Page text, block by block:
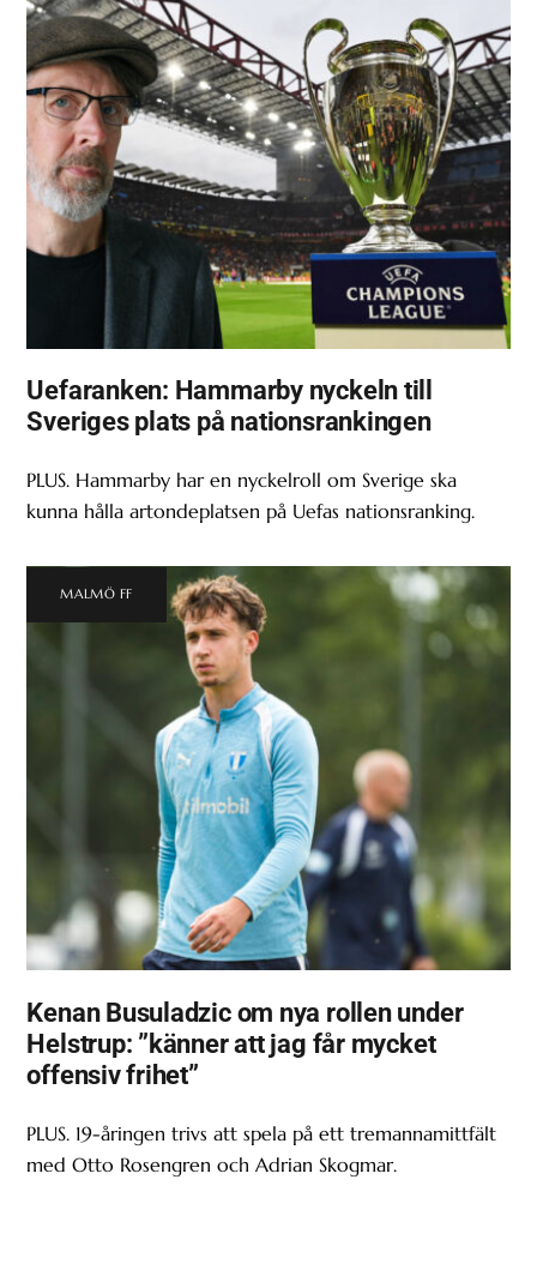
Uefaranken: Hammarby nyckeln till
Sveriges plats på nationsrankingen
PLUS. Hammarby har en nyckelroll om Sverige ska
kunna hålla artondeplatsen på Uefas nationsranking.
MALMÖ FF
Kenan Busuladzic om nya rollen under
Helstrup: ”känner att jag får mycket
offensiv frihet”
PLUS. 19-åringen trivs att spela på ett tremannamittfält
med Otto Rosengren och Adrian Skogmar.